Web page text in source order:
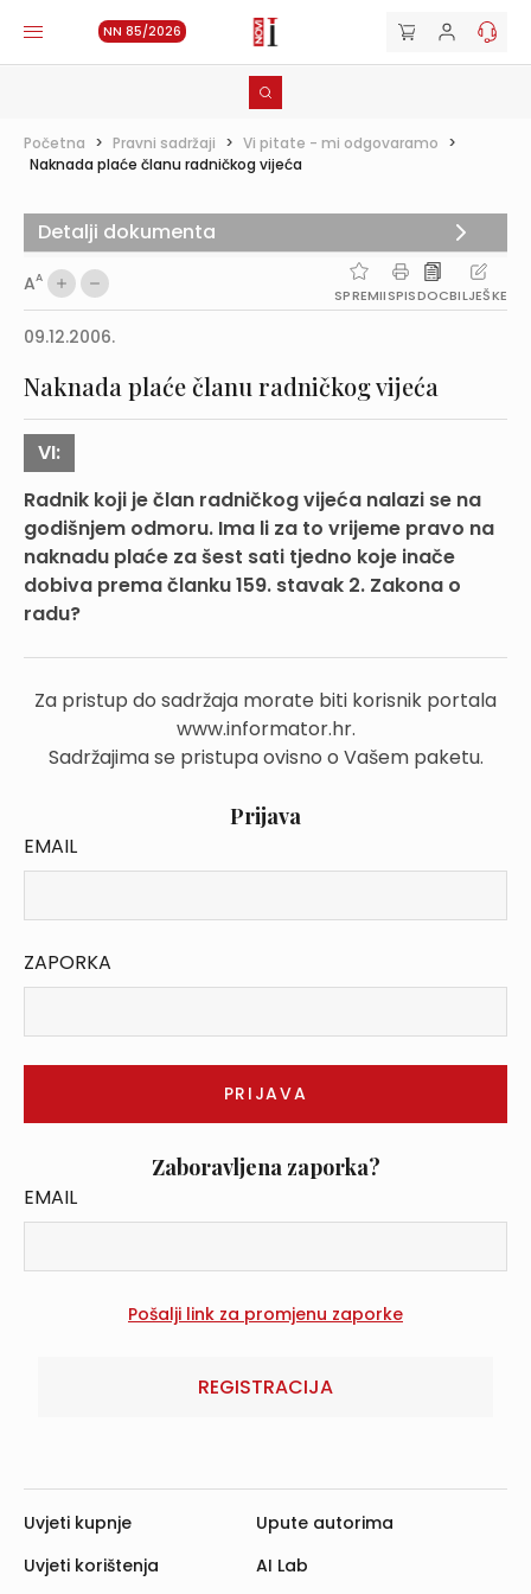
NN 85/2026
Početna > Pravni sadržaji > Vi pitate - mi odgovaramo >
Naknada plaće članu radničkog vijeća
AA
SPREMIISPISDOCBILJEŠKE
09.12.2006.
Naknada plaće članu radničkog vijeća
VI:
Radnik koji je član radničkog vijeća nalazi se na
godišnjem odmoru. Ima li za to vrijeme pravo na
naknadu plaće za šest sati tjedno koje inače
dobiva prema članku 159. stavak 2. Zakona o
radu?
Za pristup do sadržaja morate biti korisnik portala
www.informator.hr.
Sadržajima se pristupa ovisno o Vašem paketu.
Prijava
EMAIL
ZAPORKA
Zaboravljena zaporka?
EMAIL
REGISTRACIJA
Detalji dokumenta
Uvjeti kupnje
Uvjeti korištenja
Upute autorima
AI Lab